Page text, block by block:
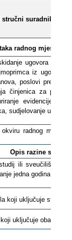
suradnik
radnog mjesta i
ugovora o
iz ugovora
poslovi
činjenica za
evidencije o
sudjelovanje u izradi
radnog
Opis razine
ili sveučilišni
jedna godina
koji uključuje stalne
uključuje